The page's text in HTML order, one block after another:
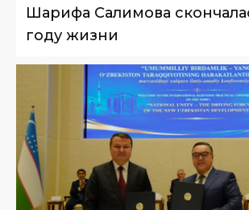
Шарифа Салимова
году жизни